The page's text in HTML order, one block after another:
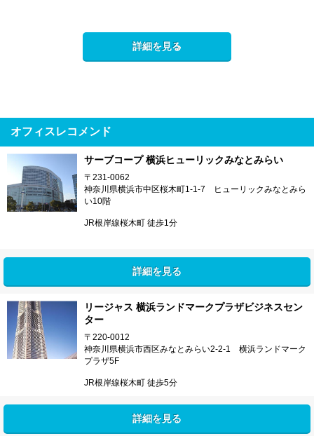
詳細を見る
オフィスレコメンド
サーブコープ 横浜ヒューリックみなとみらい
〒231-0062
神奈川県横浜市中区桜木町1-1-7 ヒューリックみなとみら
い10階
JR根岸線桜木町 徒歩1分
詳細を見る
リージャス 横浜ランドマークプラザビジネスセン
ター
〒220-0012
神奈川県横浜市西区みなとみらい2-2-1 横浜ランドマーク
プラザ5F
JR根岸線桜木町 徒歩5分
詳細を見る